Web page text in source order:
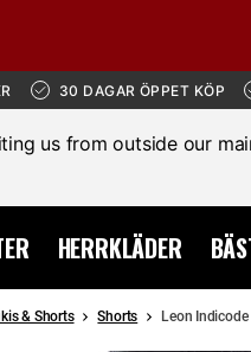
30 DAGAR ÖPPET KÖP
us from outside our
HERRKLÄDER
& Shorts Shorts Leon